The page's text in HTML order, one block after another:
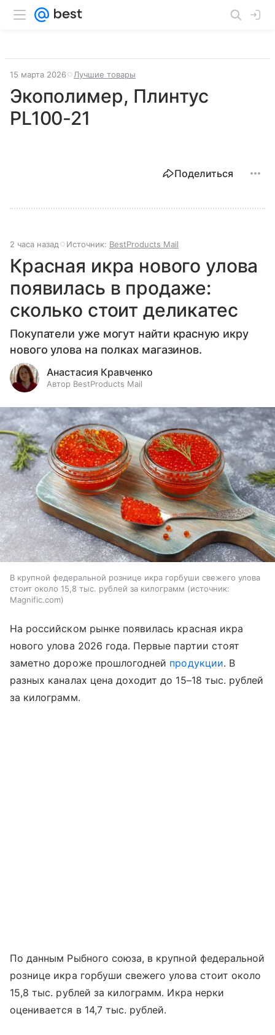
15 марта 2026 Лучшие товары
Экополимер, Плинтус
PL100-21
Поделиться
2 часа назад Источник: BestProducts Mail
Красная икра нового улова
появилась в продаже:
сколько стоит деликатес
Покупатели уже могут найти красную икру
нового улова на полках магазинов.
Анастасия Кравченко
Автор BestProducts Mail
В крупной федеральной рознице икра горбуши свежего улова
стоит около 15,8 тыс. рублей за килограмм
источник:
Magnific.com
На российском рынке появилась красная икра
нового улова 2026 года. Первые партии стоят
заметно дороже прошлогодней продукции. В
разных каналах цена доходит до 15–18 тыс. рублей
за килограмм.
По данным Рыбного союза, в крупной федеральной
рознице икра горбуши свежего улова стоит около
15,8 тыс. рублей за килограмм. Икра нерки
оценивается в 14,7 тыс. рублей.